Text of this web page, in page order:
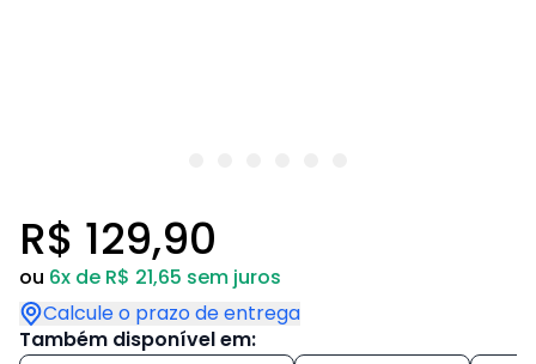
R$ 129,90
ou 6x de R$ 21,65 sem juros
Calcule o prazo de entrega
Também disponível em: